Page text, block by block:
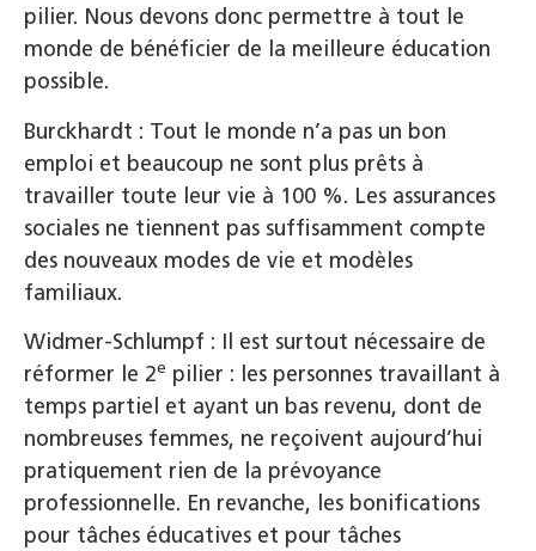
pilier. Nous devons donc permettre à tout le
monde de bénéficier de la meilleure éducation
possible.
Burckhardt : Tout le monde n’a pas un bon
emploi et beaucoup ne sont plus prêts à
travailler toute leur vie à 100 %. Les assurances
sociales ne tiennent pas suffisamment compte
des nouveaux modes de vie et modèles
familiaux.
Widmer-Schlumpf : Il est surtout nécessaire de
réformer le 2e pilier : les personnes travaillant à
temps partiel et ayant un bas revenu, dont de
nombreuses femmes, ne reçoivent aujourd’hui
pratiquement rien de la prévoyance
professionnelle. En revanche, les bonifications
pour tâches éducatives et pour tâches